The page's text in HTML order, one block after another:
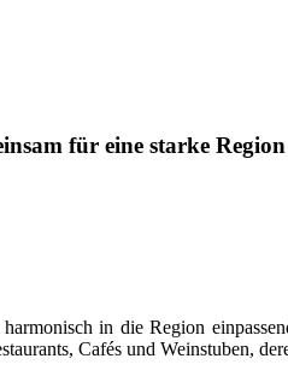
für eine starke Region
in die Region
Cafés und Weinstuben,